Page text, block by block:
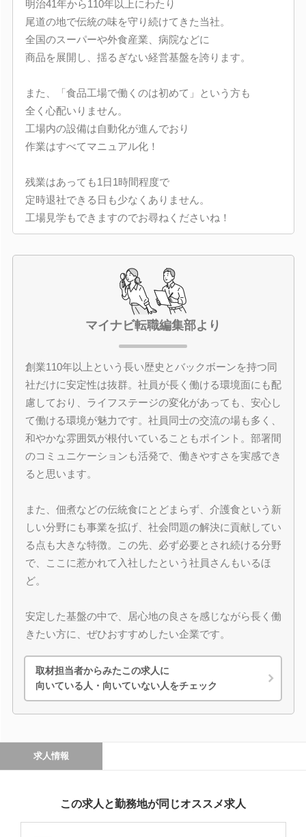
明治41年から110年以上にわたり
尾道の地で伝統の味を守り続けてきた当社。
全国のスーパーや外食産業、病院などに
商品を展開し、揺るぎない経営基盤を誇ります。
また、「食品工場で働くのは初めて」という方も
全く心配いりません。
工場内の設備は自動化が進んでおり
作業はすべてマニュアル化！
残業はあっても1日1時間程度で
定時退社できる日も少なくありません。
工場見学もできますのでお尋ねくださいね！
マイナビ転職編集部より
創業110年以上という長い歴史とバックボーンを持つ同
社だけに安定性は抜群。社員が長く働ける環境面にも配
慮しており、ライフステージの変化があっても、安心し
て働ける環境が魅力です。社員同士の交流の場も多く、
和やかな雰囲気が根付いていることもポイント。部署間
のコミュニケーションも活発で、働きやすさを実感でき
ると思います。
また、佃煮などの伝統食にとどまらず、介護食という新
しい分野にも事業を拡げ、社会問題の解決に貢献してい
る点も大きな特徴。この先、必ず必要とされ続ける分野
で、ここに惹かれて入社したという社員さんもいるほ
ど。
安定した基盤の中で、居心地の良さを感じながら長く働
きたい方に、ぜひおすすめしたい企業です。
取材担当者からみたこの求人に
向いている人・向いていない人をチェック
求人情報
この求人と勤務地が同じオススメ求人